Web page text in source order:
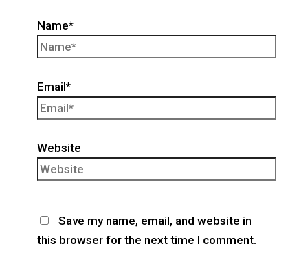
Name*
Email*
Website
Save my name, email, and website in
this browser for the next time I comment.